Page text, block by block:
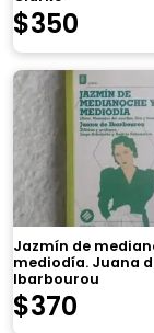
$350
Jazmín de
mediodía. Juana
Ibarbourou
$370